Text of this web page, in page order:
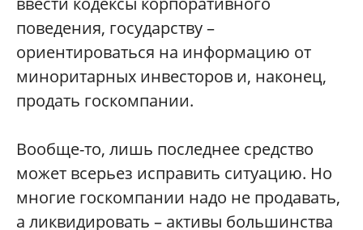
поведения, государству–
ориентироваться на информацию от
миноритарных инвесторов и, наконец,
продать госкомпании.
Вообще-то, лишь последнее средство
может всерьез исправить ситуацию. Но
многие госкомпании надо не продавать,
а ликвидировать – активы большинства